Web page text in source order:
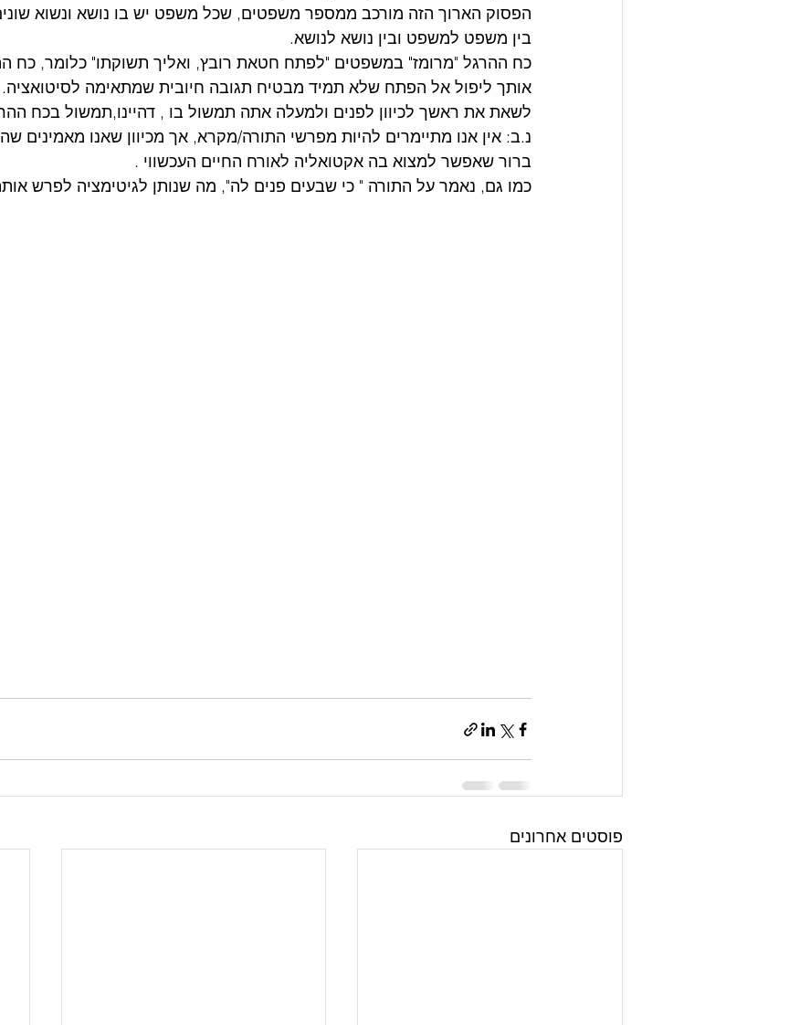
הפסוק הארוך הזה מורכב ממספר משפטים, שכל משפט יש בו נושא ונשוא
בין משפט למשפט ובין נושא לנושא.
כח ההרגל "מרומז" במשפטים "לפתח חטאת רובץ, ואליך תשוקתו" כלומר, כח
אותך ליפול אל הפתח שלא תמיד מבטיח תגובה חיובית שמתאימה
לשאת את ראשך לכיוון לפנים ולמעלה אתה תמשול בו , דהיינו,תמשול בכח
נ.ב: אין אנו מתיימרים להיות מפרשי התורה/מקרא, אך מכיוון שאנו מאמינים
ברור שאפשר למצוא בה אקטואליה לאורח החיים העכשווי .
כמו גם, נאמר על התורה " כי שבעים פנים לה", מה שנותן לגיטימציה לפרש
פוסטים אחרונים